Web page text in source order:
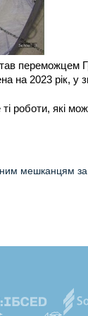
переможцем
на 2023 рік,
роботи, які
мешканцям за